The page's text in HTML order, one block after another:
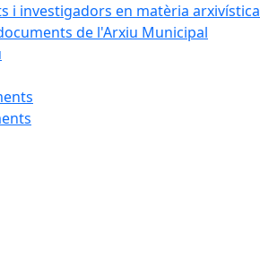
i investigadors en matèria arxivística
de l'Arxiu Municipal